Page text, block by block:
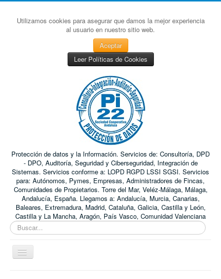
Utilizamos cookies para asegurar que damos la mejor experiencia
al usuario en nuestro sitio web.
Aceptar
Leer Políticas de Cookies
Protección de datos y la Información. Servicios de: Consultoría, DPD
- DPO, Auditoría, Seguridad y Ciberseguridad, Integración de
Sistemas. Servicios conforme a: LOPD RGPD LSSI SGSI. Servicios
para: Autónomos, Pymes, Empresas, Administradores de Fincas,
Comunidades de Propietarios. Torre del Mar, Veléz-Málaga, Málaga,
Andalucía, España. Llegamos a: Andalucía, Murcia, Canarias,
Baleares, Extremadura, Madrid, Cataluña, Galicia, Castilla y León,
Castilla y La Mancha, Aragón, País Vasco, Comunidad Valenciana
Buscar...
Toggle
Navigation